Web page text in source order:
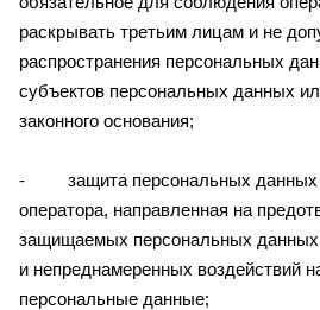
раскрывать третьим лицам и не
распространения персональных
субъектов персональных данных
законного основания;
- защита персональных данных -
оператора, направленная на
защищаемых персональных
и непреднамеренных воздействий
персональные данные;